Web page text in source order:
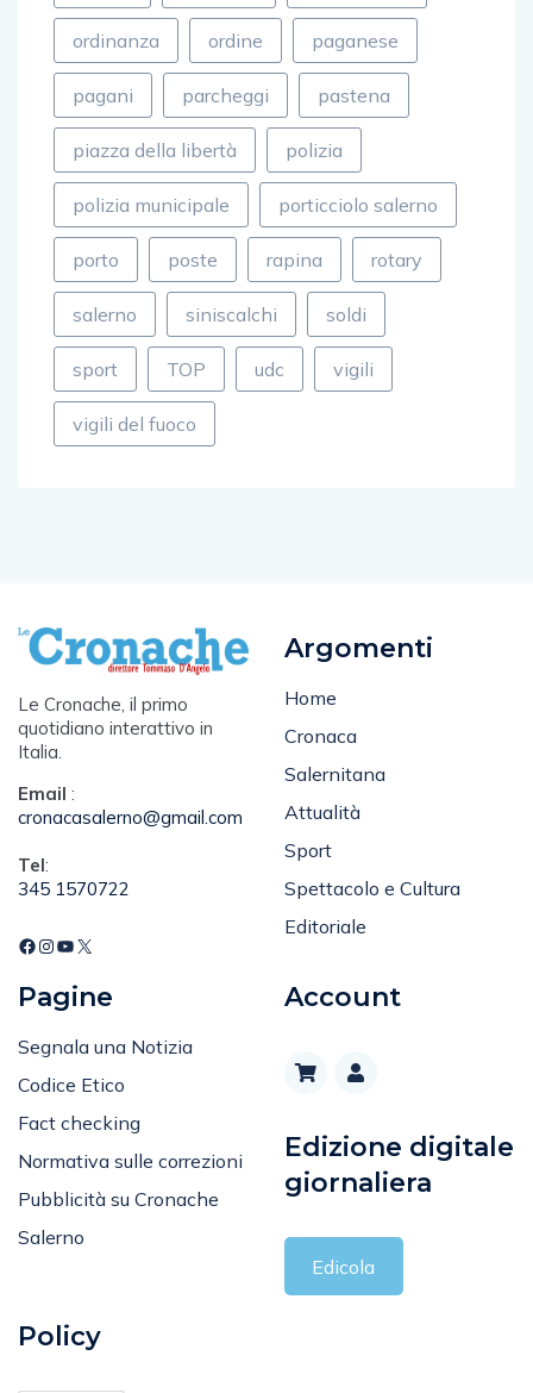
ordinanza ordine paganese
pagani parcheggi pastena
piazza della libertà polizia
polizia municipale porticciolo salerno
porto poste rapina rotary
salerno siniscalchi soldi
sport TOP udc vigili
vigili del fuoco
Le Cronache, il primo
quotidiano interattivo in
Italia.
cronacasalerno@gmail.com
345 1570722
Cronaca
Salernitana
Attualità
Sport
Spettacolo e Cultura
Editoriale
Codice Etico
Fact checking
Normativa sulle correzioni
Pubblicità su Cronache
Salerno
giornaliera
Edicola